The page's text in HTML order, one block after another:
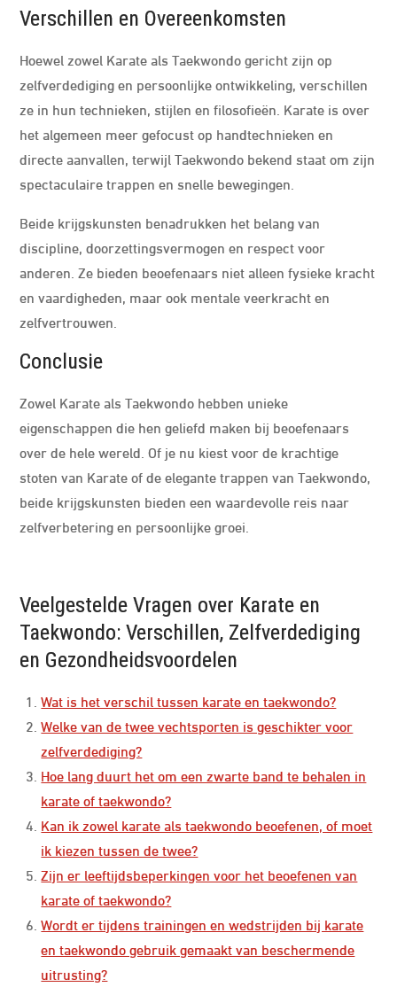
Verschillen en Overeenkomsten
Hoewel zowel Karate als Taekwondo gericht zijn op
zelfverdediging en persoonlijke ontwikkeling, verschillen
ze in hun technieken, stijlen en filosofieën. Karate is over
het algemeen meer gefocust op handtechnieken en
directe aanvallen, terwijl Taekwondo bekend staat om zijn
spectaculaire trappen en snelle bewegingen.
Beide krijgskunsten benadrukken het belang van
discipline, doorzettingsvermogen en respect voor
anderen. Ze bieden beoefenaars niet alleen fysieke kracht
en vaardigheden, maar ook mentale veerkracht en
zelfvertrouwen.
Conclusie
Zowel Karate als Taekwondo hebben unieke
eigenschappen die hen geliefd maken bij beoefenaars
over de hele wereld. Of je nu kiest voor de krachtige
stoten van Karate of de elegante trappen van Taekwondo,
beide krijgskunsten bieden een waardevolle reis naar
zelfverbetering en persoonlijke groei.
Veelgestelde Vragen over Karate en
Taekwondo: Verschillen, Zelfverdediging
en Gezondheidsvoordelen
Wat is het verschil tussen karate en taekwondo?
Welke van de twee vechtsporten is geschikter voor
zelfverdediging?
Hoe lang duurt het om een zwarte band te behalen in
karate of taekwondo?
Kan ik zowel karate als taekwondo beoefenen, of moet
ik kiezen tussen de twee?
Zijn er leeftijdsbeperkingen voor het beoefenen van
karate of taekwondo?
Wordt er tijdens trainingen en wedstrijden bij karate
en taekwondo gebruik gemaakt van beschermende
uitrusting?